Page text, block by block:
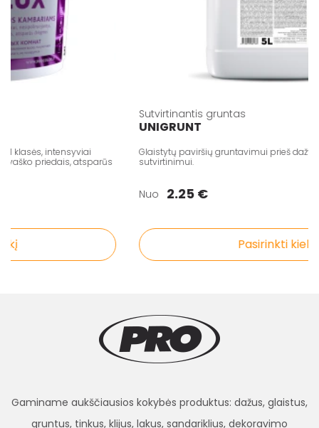
intensyviai
priedais, atsparūs
Sutvirtinantis gruntas
UNIGRUNT
Glaistytų paviršių gruntavimui prieš
sutvirtinimui.
Nuo 2.25 €
Pasirinkti kiekį
Gaminame aukščiausios kokybės produktus: dažus, glaistus,
gruntus, tinkus, klijus, lakus, sandariklius, dekoravimo